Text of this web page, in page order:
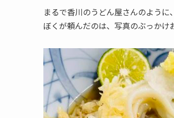
まるで香川のうどん屋さんのように
ぼくが頼んだのは、写真のぶっかけ